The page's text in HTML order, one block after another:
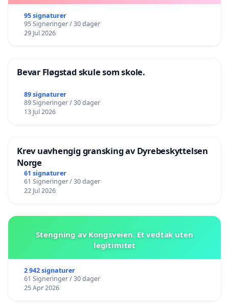
95 signaturer
95 Signeringer / 30 dager
29 Jul 2026
Bevar Fløgstad skule som skole.
89 signaturer
89 Signeringer / 30 dager
13 Jul 2026
Krev uavhengig gransking av Dyrebeskyttelsen
Norge
61 signaturer
61 Signeringer / 30 dager
22 Jul 2026
Stengning av Kongsveien. Et vedtak uten
legitimitet
2 942 signaturer
61 Signeringer / 30 dager
25 Apr 2026